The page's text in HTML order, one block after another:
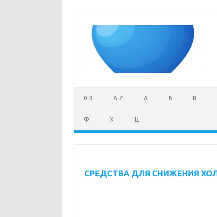
0-9 A-Z А Б В
Ф Х Ц
СРЕДСТВА ДЛЯ СНИЖЕНИЯ